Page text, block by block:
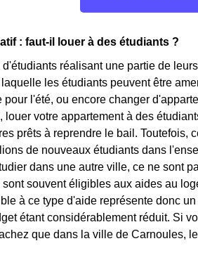
: faut-il louer à des étudiants ?
réalisant une partie de
les étudiants peuvent être
pour l'été, ou encore changer
louer votre appartement à des
prêts à reprendre le bail. Toutefois,
de nouveaux étudiants dans
dans une autre ville, ce ne sont
souvent éligibles aux aides au
à ce type d'aide représente donc
étant considérablement réduit. Si
que dans la ville de Carnoules,